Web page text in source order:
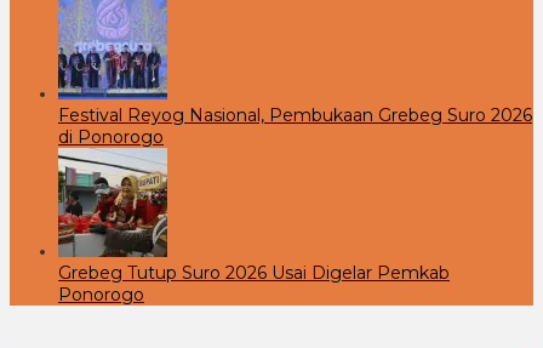
Festival Reyog Nasional, Pembukaan Grebeg Suro 2026
di Ponorogo
Grebeg Tutup Suro 2026 Usai Digelar Pemkab
Ponorogo